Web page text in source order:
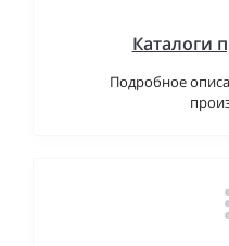
Каталоги
Подробное